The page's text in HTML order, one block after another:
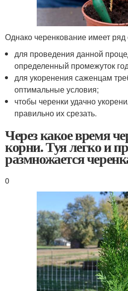
Однако черенкование имеет ряд
для проведения данной
определенный промежуток
для укоренения саженцам
оптимальные условия;
чтобы черенки удачно
правильно их срезать.
Через какое время
корни. Туя легко и
размножается
0